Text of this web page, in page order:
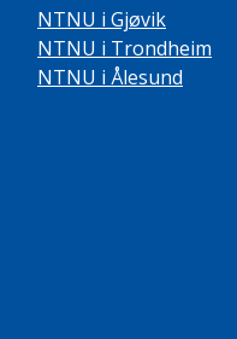
NTNU i Gjøvik
NTNU i Trondheim
NTNU i Ålesund